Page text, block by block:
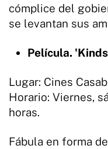
cómplice del
se levantan sus
Película.
Lugar: Cines
Horario: Viernes,
horas.
Fábula en forma